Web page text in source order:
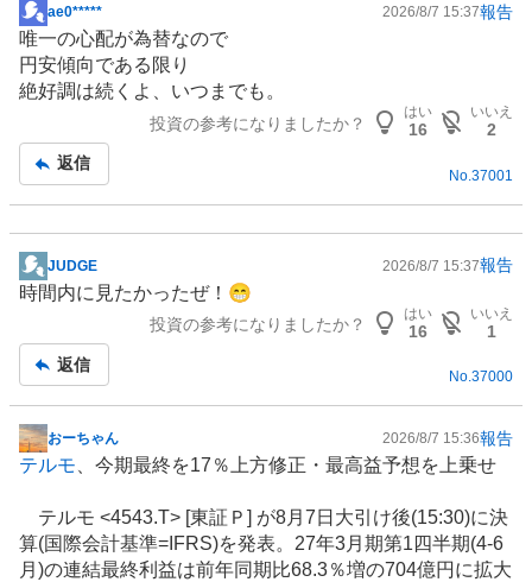
掲
示
板
記
ae0***** 2026/8/7 15:37報告
唯一の心配が為替なので
円安傾向である限り
絶好調は続くよ、いつまでも。
投資の参考になりましたか？
はい
16
いいえ
2
返信
No. 37001
掲
示
事
JUDGE 2026/8/7 15:37報告
時間内に見たかったぜ！😁
投資の参考になりましたか？
はい
16
いいえ
1
返信
No.37000
掲
示
事
おーちゃん 2026/8/7 15:36報告
テルモ 、今期最終を17％上方修正・最高益予想を上乗せ
テルモ <4543.T> [東証Ｐ] が8月7日大引け後(15:30)に決
算(国際会計基準=IFRS)を発表。27年3月期第1四半期(4-6
月)の連結最終利益は前年同期比68.3％増の704億円に拡大